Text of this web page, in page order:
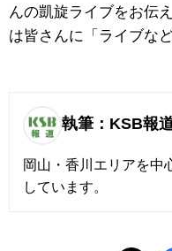
んの凱旋ライブをお伝
は皆さんに「ライブな
執筆：KSB報
岡山・香川エリアを中
しています。